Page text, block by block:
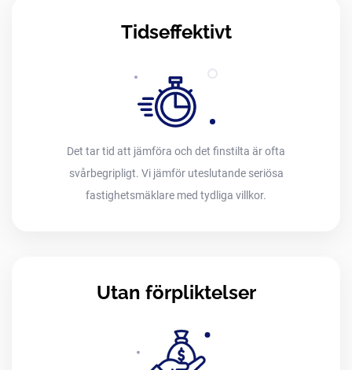
Tidseffektivt
Det tar tid att jämföra och det finstilta är ofta
svårbegripligt. Vi jämför uteslutande seriösa
fastighetsmäklare med tydliga villkor.
Utan förpliktelser